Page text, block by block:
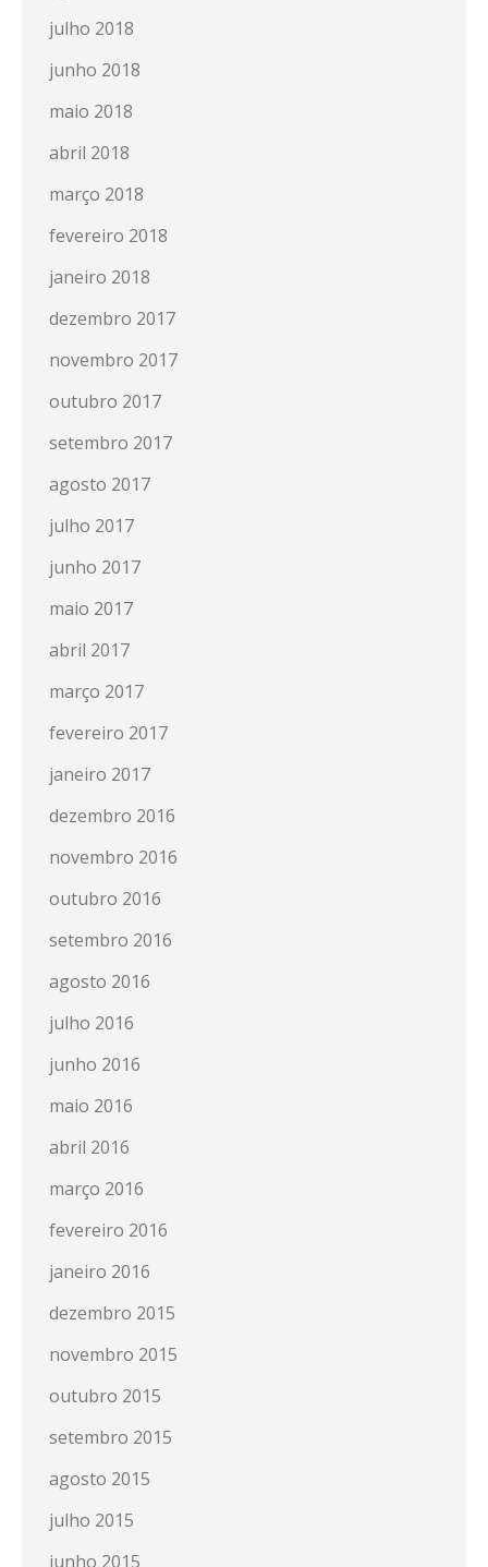
julho 2018
junho 2018
maio 2018
abril 2018
março 2018
fevereiro 2018
janeiro 2018
dezembro 2017
novembro 2017
outubro 2017
setembro 2017
agosto 2017
julho 2017
junho 2017
maio 2017
abril 2017
março 2017
fevereiro 2017
janeiro 2017
dezembro 2016
novembro 2016
outubro 2016
setembro 2016
agosto 2016
julho 2016
junho 2016
maio 2016
abril 2016
março 2016
fevereiro 2016
janeiro 2016
dezembro 2015
novembro 2015
outubro 2015
setembro 2015
agosto 2015
julho 2015
junho 2015